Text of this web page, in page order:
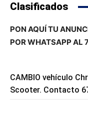
Clasificados
PON AQUÍ TU
POR WHATSAPP AL
CAMBIO vehículo
Scooter. Contacto